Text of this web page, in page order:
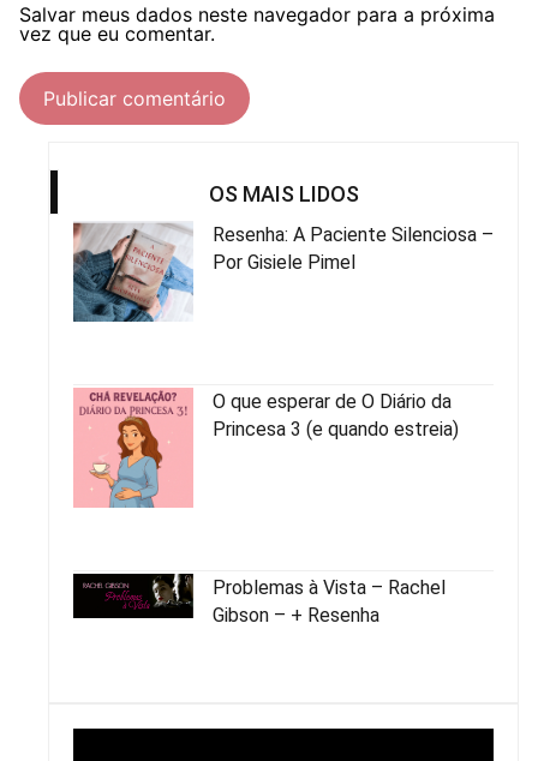
Salvar meus dados neste navegador para a próxima
vez que eu comentar.
OS MAIS LIDOS
Resenha: A Paciente Silenciosa –
Por Gisiele Pimel
O que esperar de O Diário da
Princesa 3 (e quando estreia)
Problemas à Vista – Rachel
Gibson – + Resenha